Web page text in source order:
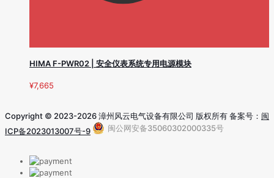
HIMA F-PWR02 | 安全仪表系统专用电源模块
¥7,665
Copyright © 2023-2026 漳州风云电气设备有限公司 版权所有 备案号： 闽
ICP备2023013007号-9
闽公网安备35060302000335号